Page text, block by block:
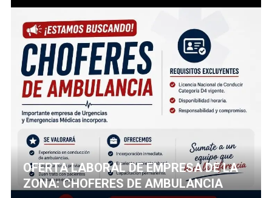
OFERTA LABORAL DE EMPRESA DE LA
ZONA: CHOFERES DE AMBULANCIA